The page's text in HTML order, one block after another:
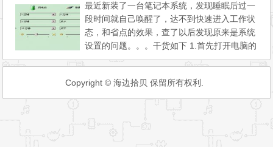
最近新装了一台笔记本系统，发现睡眠后过一
段时间就自己唤醒了，达不到快速进入工作状
态，和省点的效果，查了以后发现原来是系统
设置的问题。。。干货如下 1.首先打开电脑的
控制面板，点击硬件和声音选项。 2.然后找到
3.找到高级电源设置。点击更改高级
电源设置。 4.找到睡眠选项，点击前面的
Copyright © 海边拾贝 保留所有权利.